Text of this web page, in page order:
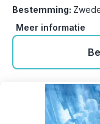
Bestemming:
Meer informatie